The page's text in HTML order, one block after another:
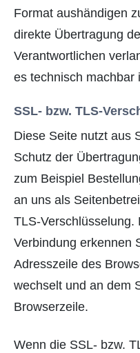
Format aushändigen
direkte Übertragung
Verantwortlichen
es technisch machbar
SSL- bzw. TLS-
Diese Seite nutzt aus
Schutz der
zum Beispiel
an uns als
TLS-Verschlüsselung.
Verbindung erkennen
Adresszeile des
wechselt und an dem
Browserzeile.
Wenn die SSL- bzw.